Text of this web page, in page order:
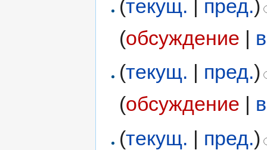
(текущ. | пред.)
(обсуждение |
(текущ. | пред.)
(обсуждение |
(текущ. | пред.)